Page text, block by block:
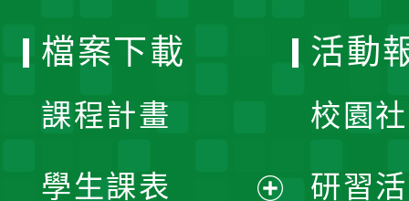
檔案下載
課程計畫
學生課表
活動
校園
研習